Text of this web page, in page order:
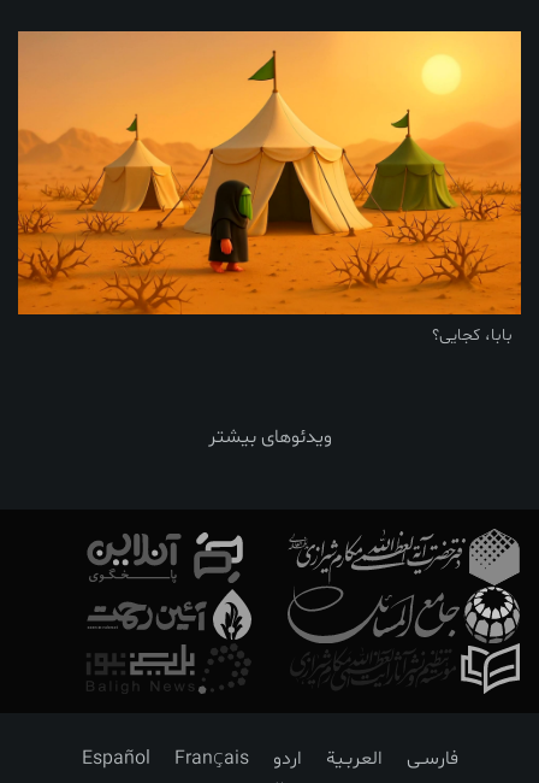
بابا، کجایی؟
ویدئوهای بیشتر
فارسـی العربـیة اردو Français
Español